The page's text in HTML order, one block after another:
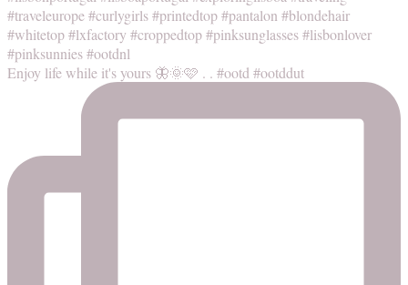
Enjoy life while it's yours 🦋🌞🩷 . . #ootd #ootddut